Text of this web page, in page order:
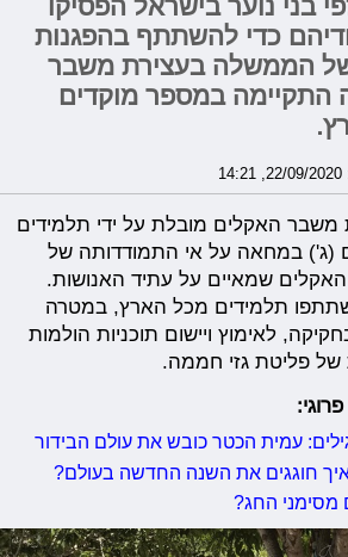
בני נוער בישראל הפסיקו
כדי להשתתף בהפגנות
של הממשלה בעצירת משבר
התקיימה במספר מוקדים
האקלים מובלת על ידי תלמידים
(ג') במחאה על אי התמודדותה של
שמאיים על עתיד האנושות.
תלמידים מכל הארץ, במטרה
לאימוץ ויישום תוכניות הולמות
פליטת גזי חממה.
עמית הכטר כובש את עולם הבידור
איך חוגגים את השנה החדשה בעולם?
מסימני החג?